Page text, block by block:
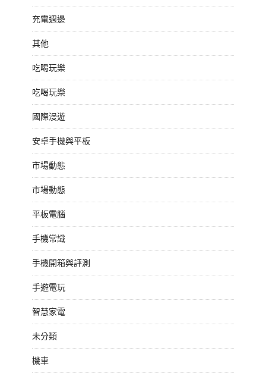
充電週邊
其他
吃喝玩樂
吃喝玩樂
國際漫遊
安卓手機與平板
市場動態
市場動態
平板電腦
手機常識
手機開箱與評測
手遊電玩
智慧家電
未分類
機車